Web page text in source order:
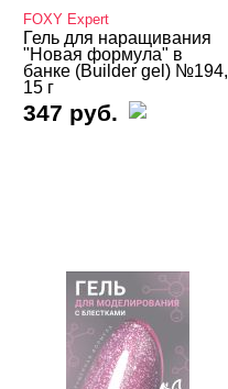
FOXY Expert
Гель для наращивания
"Новая формула" в
банке (Builder gel) №194,
15 г
347 руб.